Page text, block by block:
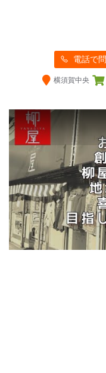
電話で
横須賀中央